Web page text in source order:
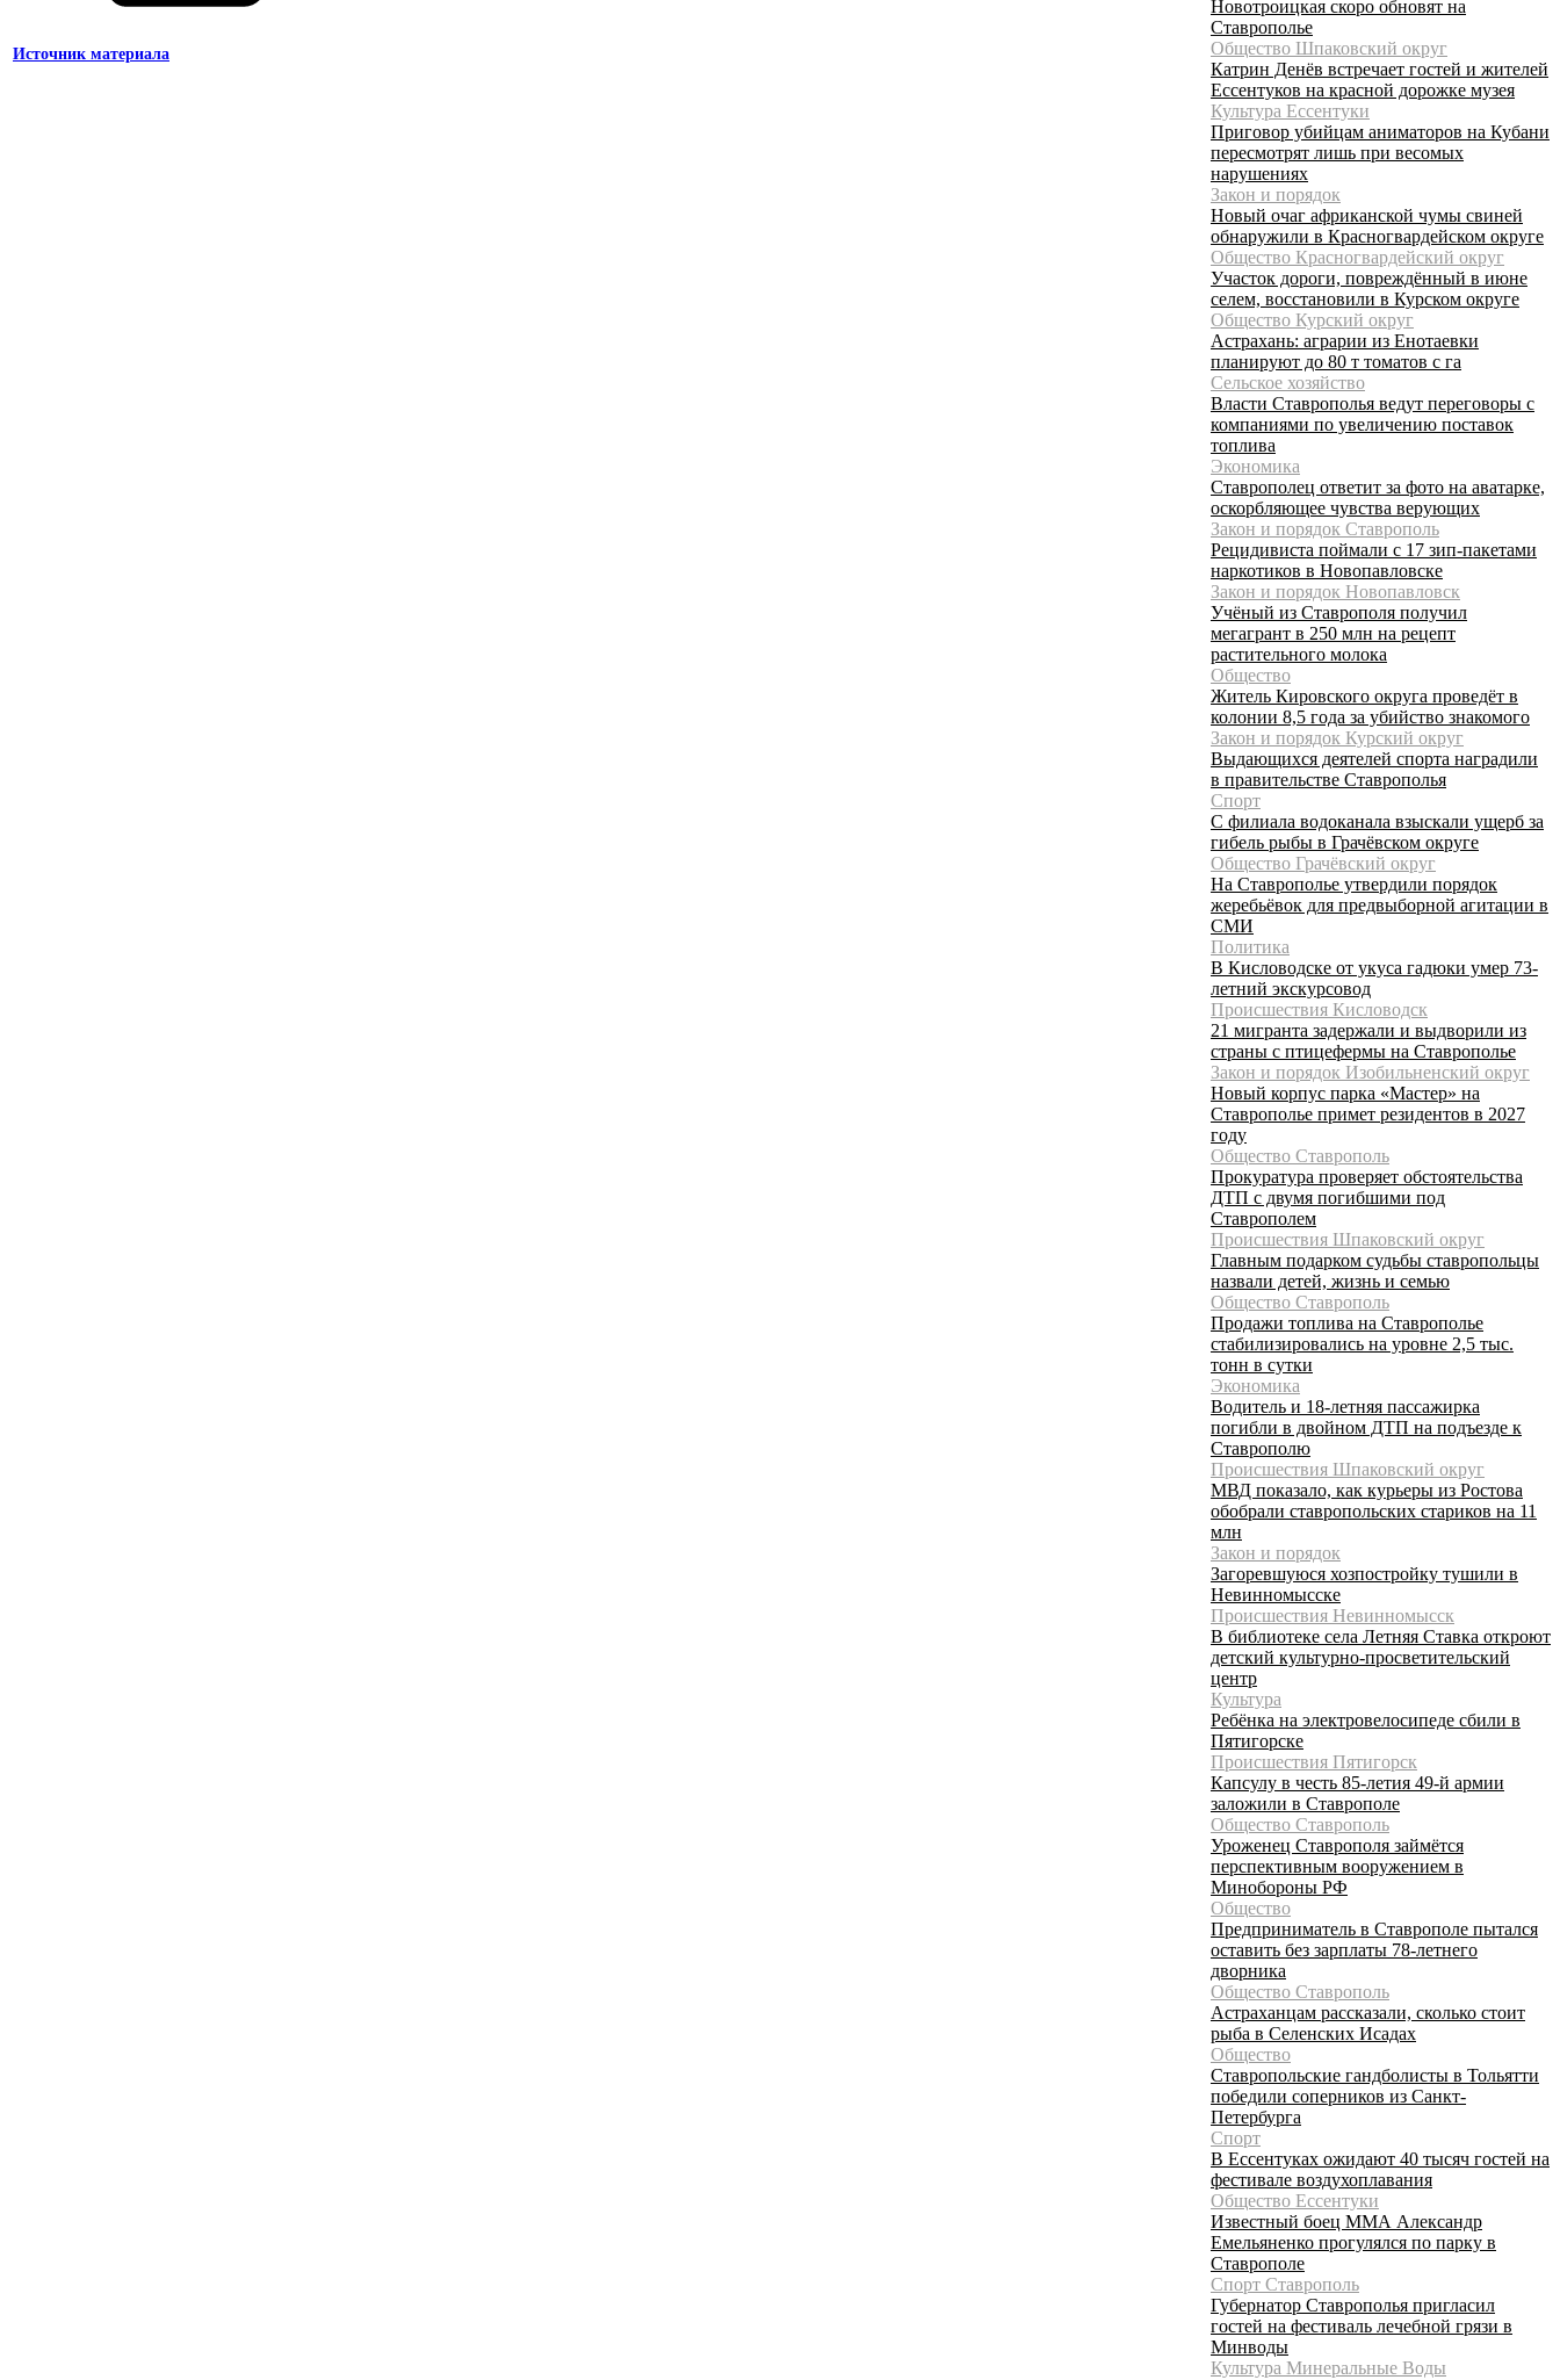
Источник материала
Новотроицкая скоро обновят на
Ставрополье
Общество Шпаковский округ
Катрин Денёв встречает гостей и жителей
Ессентуков на красной дорожке музея
Культура Ессентуки
Приговор убийцам аниматоров на Кубани
пересмотрят лишь при весомых
нарушениях
Закон и порядок
Новый очаг африканской чумы свиней
обнаружили в Красногвардейском округе
Общество Красногвардейский округ
Участок дороги, повреждённый в июне
селем, восстановили в Курском округе
Общество Курский округ
Астрахань: аграрии из Енотаевки
планируют до 80 т томатов с га
Сельское хозяйство
Власти Ставрополья ведут переговоры с
компаниями по увеличению поставок
топлива
Экономика
Ставрополец ответит за фото на аватарке,
оскорбляющее чувства верующих
Закон и порядок Ставрополь
Рецидивиста поймали с 17 зип-пакетами
наркотиков в Новопавловске
Закон и порядок Новопавловск
Учёный из Ставрополя получил
мегагрант в 250 млн на рецепт
растительного молока
Общество
Житель Кировского округа проведёт в
колонии 8,5 года за убийство знакомого
Закон и порядок Курский округ
Выдающихся деятелей спорта наградили
в правительстве Ставрополья
Спорт
С филиала водоканала взыскали ущерб за
гибель рыбы в Грачёвском округе
Общество Грачёвский округ
На Ставрополье утвердили порядок
жеребьёвок для предвыборной агитации в
СМИ
Политика
В Кисловодске от укуса гадюки умер 73-
летний экскурсовод
Происшествия Кисловодск
21 мигранта задержали и выдворили из
страны с птицефермы на Ставрополье
Закон и порядок Изобильненский округ
Новый корпус парка «Мастер» на
Ставрополье примет резидентов в 2027
году
Общество Ставрополь
Прокуратура проверяет обстоятельства
ДТП с двумя погибшими под
Ставрополем
Происшествия Шпаковский округ
Главным подарком судьбы ставропольцы
назвали детей, жизнь и семью
Общество Ставрополь
Продажи топлива на Ставрополье
стабилизировались на уровне 2,5 тыс.
тонн в сутки
Экономика
Водитель и 18-летняя пассажирка
погибли в двойном ДТП на подъезде к
Ставрополю
Происшествия Шпаковский округ
МВД показало, как курьеры из Ростова
обобрали ставропольских стариков на 11
млн
Закон и порядок
Загоревшуюся хозпостройку тушили в
Невинномысске
Происшествия Невинномысск
В библиотеке села Летняя Ставка откроют
детский культурно-просветительский
центр
Культура
Ребёнка на электровелосипеде сбили в
Пятигорске
Происшествия Пятигорск
Капсулу в честь 85-летия 49-й армии
заложили в Ставрополе
Общество Ставрополь
Уроженец Ставрополя займётся
перспективным вооружением в
Минобороны РФ
Общество
Предприниматель в Ставрополе пытался
оставить без зарплаты 78-летнего
дворника
Общество Ставрополь
Астраханцам рассказали, сколько стоит
рыба в Селенских Исадах
Общество
Ставропольские гандболисты в Тольятти
победили соперников из Санкт-
Петербурга
Спорт
В Ессентуках ожидают 40 тысяч гостей на
фестивале воздухоплавания
Общество Ессентуки
Известный боец ММА Александр
Емельяненко прогулялся по парку в
Ставрополе
Спорт Ставрополь
Губернатор Ставрополья пригласил
гостей на фестиваль лечебной грязи в
Минводы
Культура Минеральные Воды